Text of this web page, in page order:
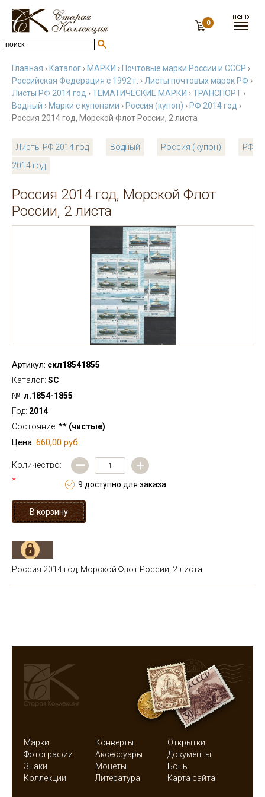
0
Главная › Каталог › МАРКИ › Почтовые марки России и СССР ›
Российская Федерация с 1992 г. › Листы почтовых марок РФ ›
Листы РФ 2014 год ›ТЕМАТИЧЕСКИЕ МАРКИ ›ТРАНСПОРТ ›
Водный › Марки с купонами › Россия (купон) › РФ 2014 год ›
Россия 2014 год, Морской Флот России, 2 листа
Листы РФ 2014 год Водный Россия (купон)
РФ
2014 год
Россия 2014 год, Морской Флот
России, 2 листа
Артикул: скл18541855
Каталог: SC
№: л.1854-1855
Год: 2014
Состояние: ** (чистые)
Цена: 660,00 руб.
Количество:
*
— +
9 доступно для заказа
Россия 2014 год, Морской Флот России, 2 листа
Марки Конверты
Открытки
Фотографии
Аксессуары
Документы
Знаки
Монеты
Боны
Коллекции
Литература Карта сайта